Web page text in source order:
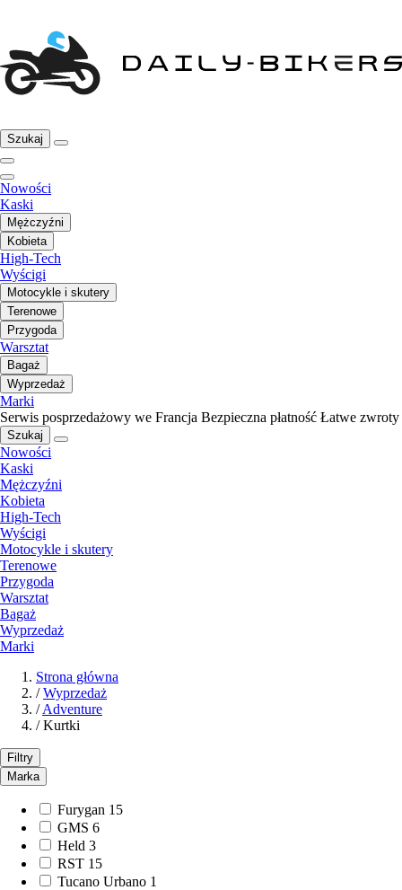
Szukaj
Nowości
Kaski
Mężczyźni
Kobieta
High-Tech
Wyścigi
Motocykle i skutery
Terenowe
Przygoda
Warsztat
Bagaż
Wyprzedaż
Marki
Serwis posprzedażowy we Francja Bezpieczna płatność Łatwe zwroty
Szukaj
Nowości
Kaski
Mężczyźni
Kobieta
High-Tech
Wyścigi
Motocykle i skutery
Terenowe
Przygoda
Warsztat
Bagaż
Wyprzedaż
Marki
Strona główna
/ Wyprzedaż
/ Adventure
/ Kurtki
Filtry
Marka
Furygan 15
GMS 6
Held 3
RST 15
Tucano Urbano 1